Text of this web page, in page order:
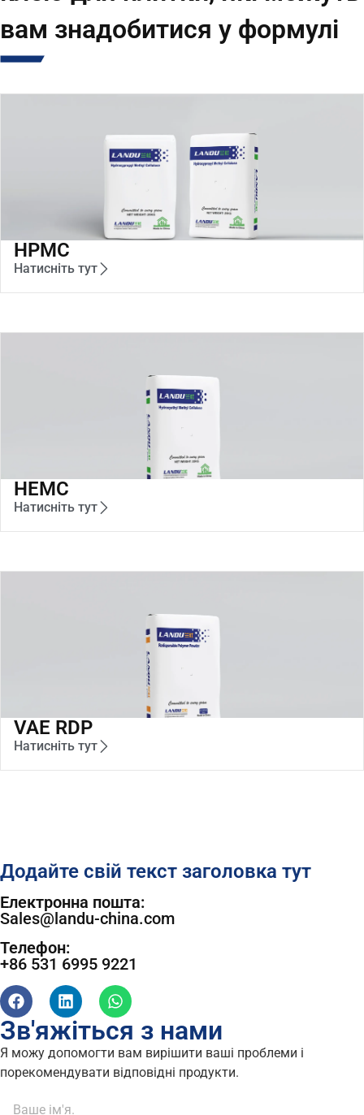
вам знадобитися у формулі
HPMC
Натисніть тут
HEMC
Натисніть тут
VAE RDP
Натисніть тут
Додайте свій текст заголовка тут
Електронна пошта:
Sales@landu-china.com
Телефон:
+86 531 6995 9221
Зв'яжіться з нами
Я можу допомогти вам вирішити ваші проблеми і
порекомендувати відповідні продукти.